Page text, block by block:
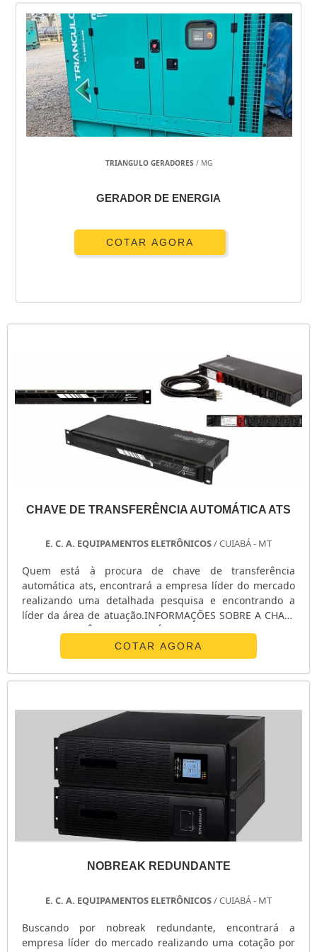
TRIANGULO GERADORES / MG
GERADOR DE ENERGIA
COTAR AGORA
CHAVE DE TRANSFERÊNCIA AUTOMÁTICA ATS
E. C. A. EQUIPAMENTOS ELETRÔNICOS/ CUIABÁ - MT
Quem está à procura de chave de transferência
automática ats, encontrará a empresa líder do mercado
realizando uma detalhada pesquisa e encontrando a
líder da área de atuação.INFORMAÇÕES SOBRE A CHAVE
DE TRANSFERÊNCIA AUTOMÁTICA ATSQuem procura por
chave de transferência automática ats em uma empresa
inovadora, acha o site da E. C. A. Equipamentos
Eletrônicos. Na companhia é possível encontrar
COTAR AGORA
NOBREAK REDUNDANTE
E. C. A. EQUIPAMENTOS ELETRÔNICOS/ CUIABÁ - MT
Buscando por nobreak redundante, encontrará a
empresa líder do mercado realizando uma cotação por